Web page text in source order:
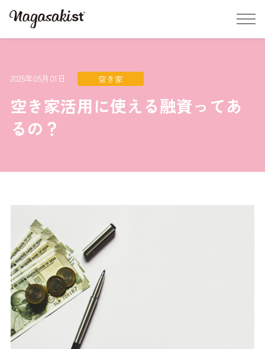
2025年05月01日 空き家
空き家活用に使える融資ってあ
るの？